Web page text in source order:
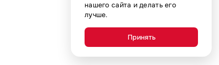
нашего сайта и делать его
лучше.
Принять